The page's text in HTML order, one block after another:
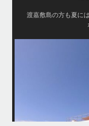
渡嘉敷島の方も夏に
パーフェクトな海でバナナ
何ヶ月も前からやり取りさ